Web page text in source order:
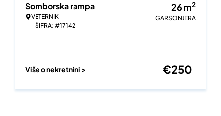
Somborska rampa
VETERNIK
ŠIFRA: #17142
26 m2
GARSONJERA
Više o nekretnini > €250